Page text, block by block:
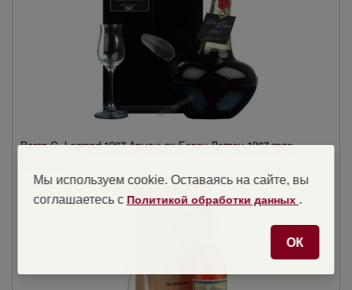
Baron G. Legrand 1967 Арманьяк Барон Легран 1967 года
Мы используем cookie. Оставаясь на сайте, вы
соглашаетесь с Политикой обработки данных .
ОК